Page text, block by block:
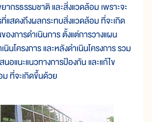
กรธรรมชาติ และสิ่งแวดล้อม เพราะจะ
แสดงถึงผลกระทบสิ่งแวดล้อม ที่จะเกิด
งการดำเนินการ ตั้งแต่การวางแผน
นินโครงการ และหลังดำเนินโครงการ รวม
นอแนะแนวทางการป้องกัน และแก้ไข
ที่จะเกิดขึ้นด้วย